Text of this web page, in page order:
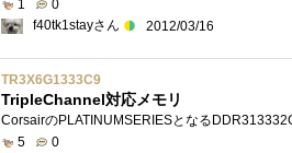
1
0
f40tk1stayさん
2012/03/16
TR3X6G1333C9
TripleChannel対応メモリ
5
0